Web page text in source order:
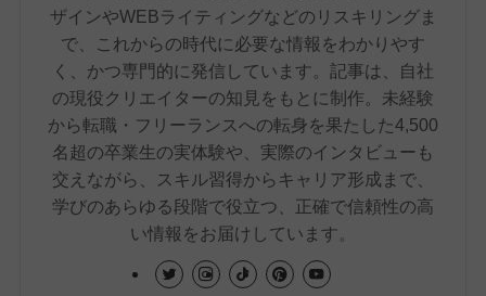
ザインやWEBライティングなどのリスキリングま
で、これからの時代に必要な情報をわかりやす
く、かつ専門的に発信しています。記事は、自社
の現役クリエイターの知見をもとに制作。未経験
から転職・フリーランスへの転身を果たした4,500
名超の卒業生の実体験や、実際のインタビューも
交えながら、スキル習得からキャリア形成まで、
学びのあらゆる段階で役立つ、正確で信頼性の高
い情報をお届けしています。